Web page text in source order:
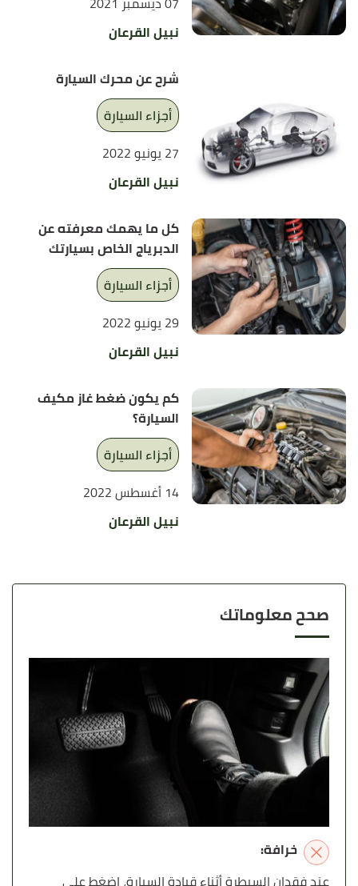
نبيل القرعان
شرح عن محرك السيارة
أجزاء السيارة
27 يونيو 2022
نبيل القرعان
كل ما يهمك معرفته عن
الدبرياج الخاص بسيارتك
أجزاء السيارة
29 يونيو 2022
نبيل القرعان
كم يكون ضغط غاز مكيف
السيارة؟
أجزاء السيارة
14 أغسطس 2022
نبيل القرعان
صحح معلوماتك
خرافة: